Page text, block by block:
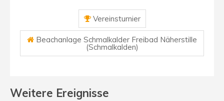
Vereinsturnier
Beachanlage Schmalkalder Freibad Näherstille
(Schmalkalden)
Weitere Ereignisse